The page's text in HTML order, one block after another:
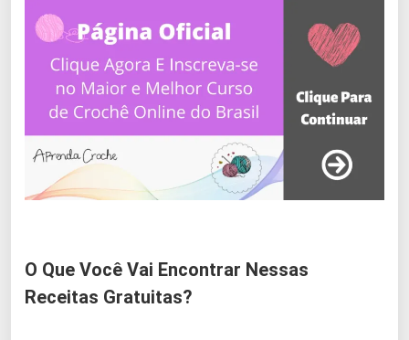
O Que Você Vai Encontrar Nessas
Receitas Gratuitas?